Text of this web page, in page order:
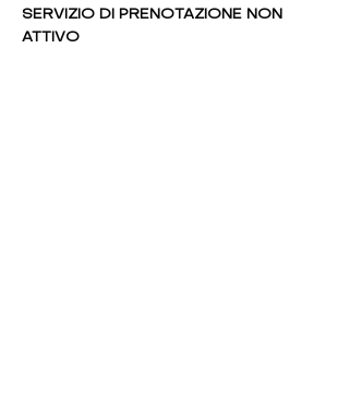
SERVIZIO DI PRENOTAZIONE NON
ATTIVO